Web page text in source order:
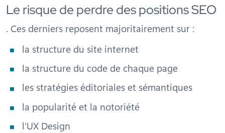
Le risque de perdre des positions SEO
. Ces derniers reposent majoritairement sur :
la structure du site internet
la structure du code de chaque page
les stratégies éditoriales et sémantiques
la popularité et la notoriété
l’UX Design